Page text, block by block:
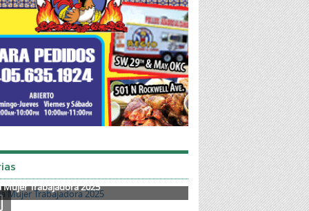
Mujer Trabajadora 2025
Mother's Day 2025